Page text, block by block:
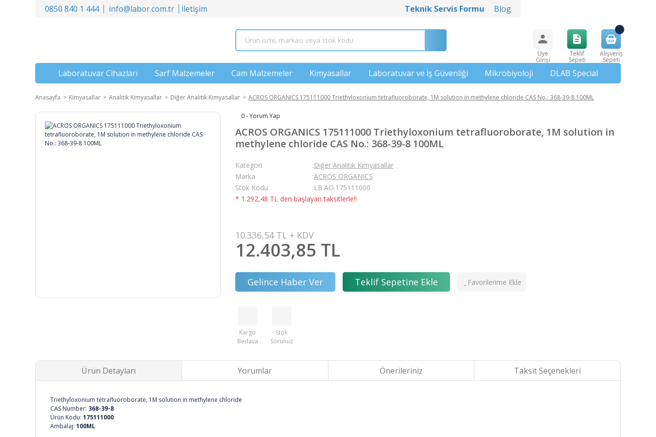
0850 840 1 444 info@labor.com.tr İletişim Teknik Servis Formu Blog
Üye
Girişi
Teklif
Sepeti
Alışveriş
Sepeti
Laboratuvar Cihazları Sarf Malzemeler Cam Malzemeler Kimyasallar Laboratuvar ve İş Güvenliği Mikrobiyoloji DLAB Special
Anasayfa Kimyasallar Analitik Kimyasallar Diğer Analitik Kimyasallar ACROS ORGANICS 175111000 Triethyloxonium tetrafluoroborate, 1M solution in methylene chloride CAS No.: 368-39-8 100ML
0 - Yorum Yap
ACROS ORGANICS 175111000 Triethyloxonium tetrafluoroborate, 1M solution in
methylene chloride CAS No.: 368-39-8 100ML
Kategori
Diğer Analitik Kimyasallar
Marka
ACROS ORGANICS
Stok Kodu
LB.AO.175111000
* 1.292,48 TL den başlayan taksitlerle!!
10.336,54 TL + KDV
12.403,85 TL
Gelince Haber Ver Teklif Sepetine Ekle
Kargo
Bedava
Stok
Sorunuz
Ürün Detayları Yorumlar Önerileriniz Taksit Seçenekleri
Triethyloxonium tetrafluoroborate, 1M solution in methylene chloride
CAS Number: 368-39-8
Ürün Kodu: 175111000
Ambalaj: 100ML